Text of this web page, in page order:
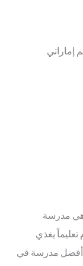
مدرسة
تعليماً يغذي
أفضل مدرسة في